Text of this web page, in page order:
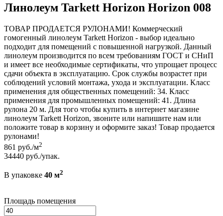
Линолеум Tarkett Horizon Horizon 008
ТОВАР ПРОДАЕТСЯ РУЛОНАМИ! Коммерческий
гомогенный линолеум Tarkett Horizon - выбор идеально
подходит для помещений с повышенной нагрузкой. Данный
линолеум производится по всем требованиям ГОСТ и СНиП
и имеет все необходимые сертификаты, что упрощает процесс
сдачи объекта в эксплуатацию. Срок службы возрастет при
соблюдений условий монтажа, ухода и эксплуатации. Класс
применения для общественных помещений: 34. Класс
применения для промышленных помещений: 41. Длина
рулона 20 м. Для того чтобы купить в интернет магазине
линолеум Tarkett Horizon, звоните или напишите нам или
положите товар в корзину и оформите заказ! Товар продается
рулонами!
861 руб./м2
34440 руб./упак.
В упаковке 40 м2
Площадь помещения